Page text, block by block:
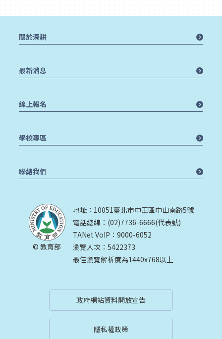
© 教育部
地址：10051臺北市中正區中山南路5號
電話總線：(02)7736-6666(代表號)
TANet VoIP：9000-6052
瀏覽人次：5422373
最佳瀏覽解析度為1440x768以上
關於深耕
最新消息
線上報名
學校專區
聯絡我們
政府網站資料開放宣告
隱私權政策